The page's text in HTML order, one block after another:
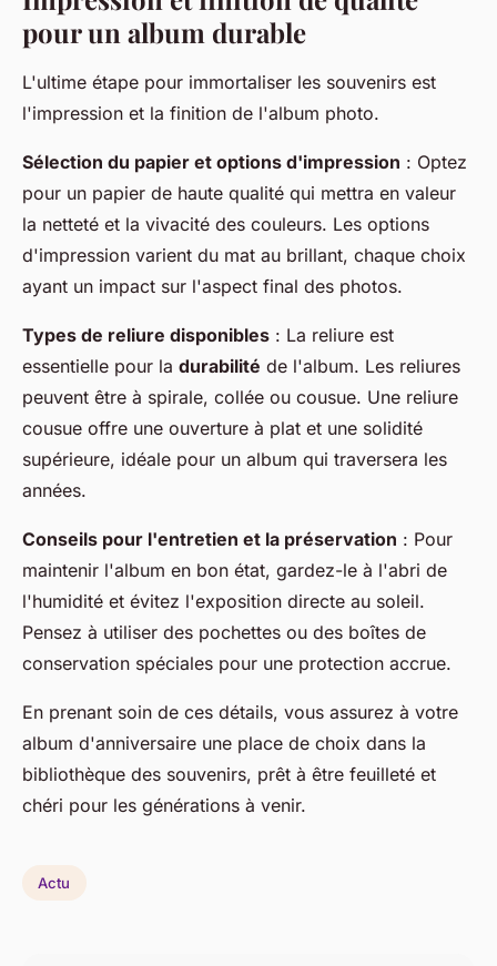
pour un album durable
L'ultime étape pour immortaliser les souvenirs est
l'impression et la finition de l'album photo.
Sélection du papier et options d'impression : Optez
pour un papier de haute qualité qui mettra en valeur
la netteté et la vivacité des couleurs. Les options
d'impression varient du mat au brillant, chaque choix
ayant un impact sur l'aspect final des photos.
Types de reliure disponibles : La reliure est
essentielle pour la durabilité de l'album. Les reliures
peuvent être à spirale, collée ou cousue. Une reliure
cousue offre une ouverture à plat et une solidité
supérieure, idéale pour un album qui traversera les
années.
Conseils pour l'entretien et la préservation : Pour
maintenir l'album en bon état, gardez-le à l'abri de
l'humidité et évitez l'exposition directe au soleil.
Pensez à utiliser des pochettes ou des boîtes de
conservation spéciales pour une protection accrue.
En prenant soin de ces détails, vous assurez à votre
album d'anniversaire une place de choix dans la
bibliothèque des souvenirs, prêt à être feuilleté et
chéri pour les générations à venir.
Actu